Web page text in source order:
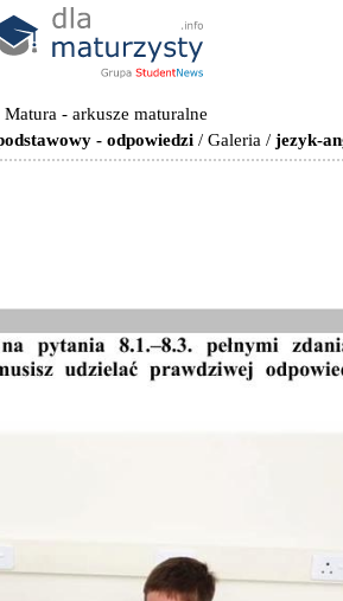
Matura - arkusze maturalne
- odpowiedzi/ Galeria / jezyk-